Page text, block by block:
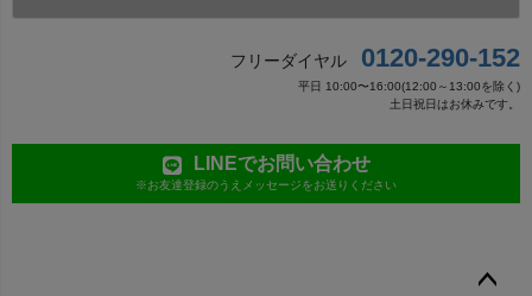
フリーダイヤル 0120-290-152
平日 10:00〜16:00(12:00～13:00を除く)
土日祝日はお休みです。
LINEでお問い合わせ
※お友達登録のうえメッセージをお送りください